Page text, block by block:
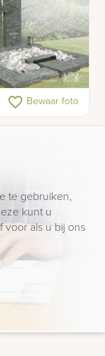
met motor
favorite_border Bewaar foto
te gebruiken,
kunt u
voor als u bij ons